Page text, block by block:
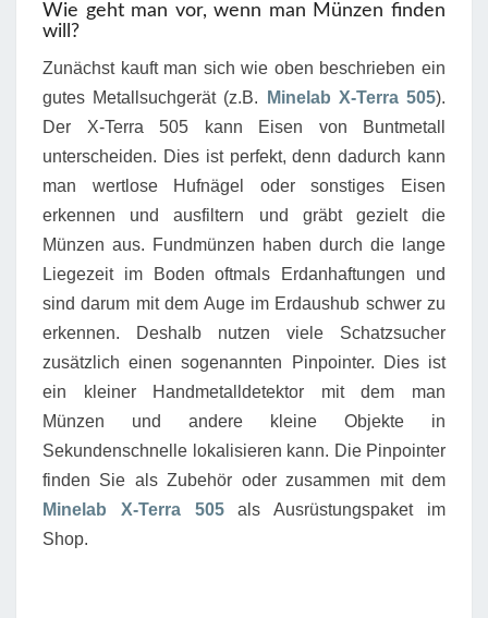
Wie geht man vor, wenn man Münzen finden
will?
Zunächst kauft man sich wie oben beschrieben ein
gutes Metallsuchgerät (z.B.
Minelab X-Terra 505).
Der X-Terra 505 kann Eisen von Buntmetall
unterscheiden. Dies ist perfekt, denn dadurch kann
man wertlose Hufnägel oder sonstiges Eisen
erkennen und ausfiltern und gräbt gezielt die
Münzen aus. Fundmünzen haben durch die lange
Liegezeit im Boden oftmals Erdanhaftungen und
sind darum mit dem Auge im Erdaushub schwer zu
erkennen. Deshalb nutzen viele Schatzsucher
zusätzlich einen sogenannten Pinpointer. Dies ist
ein kleiner Handmetalldetektor mit dem man
Münzen und andere kleine Objekte in
Sekundenschnelle lokalisieren kann. Die Pinpointer
finden Sie als Zubehör oder zusammen mit dem
Minelab X-Terra 505als Ausrüstungspaket im
Shop.